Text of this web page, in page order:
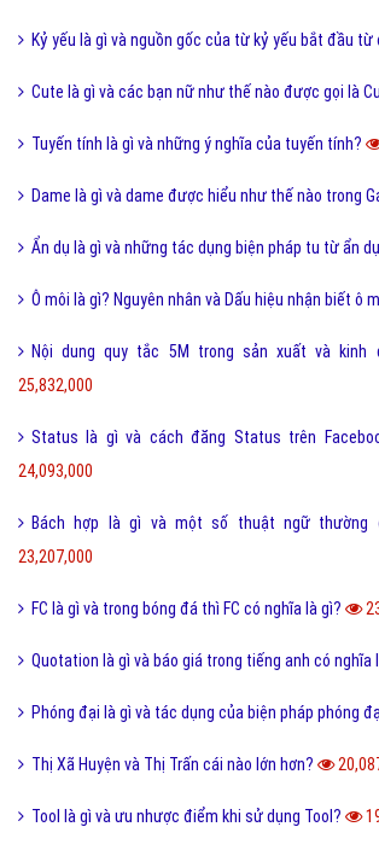
Kỷ yếu là gì và nguồn gốc của từ kỷ yếu bắt đầu từ
Cute là gì và các bạn nữ như thế nào được gọi là
Tuyến tính là gì và những ý nghĩa của tuyến tính?
Dame là gì và dame được hiểu như thế nào trong
Ẩn dụ là gì và những tác dụng biện pháp tu từ ẩn
Ô môi là gì? Nguyên nhân và Dấu hiệu nhận biết ô
Nội dung quy tắc 5M trong sản xuất và kinh
25,832,000
Status là gì và cách đăng Status trên
24,093,000
Bách hợp là gì và một số thuật ngữ thường
23,207,000
FC là gì và trong bóng đá thì FC có nghĩa là gì?
Quotation là gì và báo giá trong tiếng anh có nghĩa
Phóng đại là gì và tác dụng của biện pháp phóng
Thị Xã Huyện và Thị Trấn cái nào lớn hơn?
Tool là gì và ưu nhược điểm khi sử dụng Tool?